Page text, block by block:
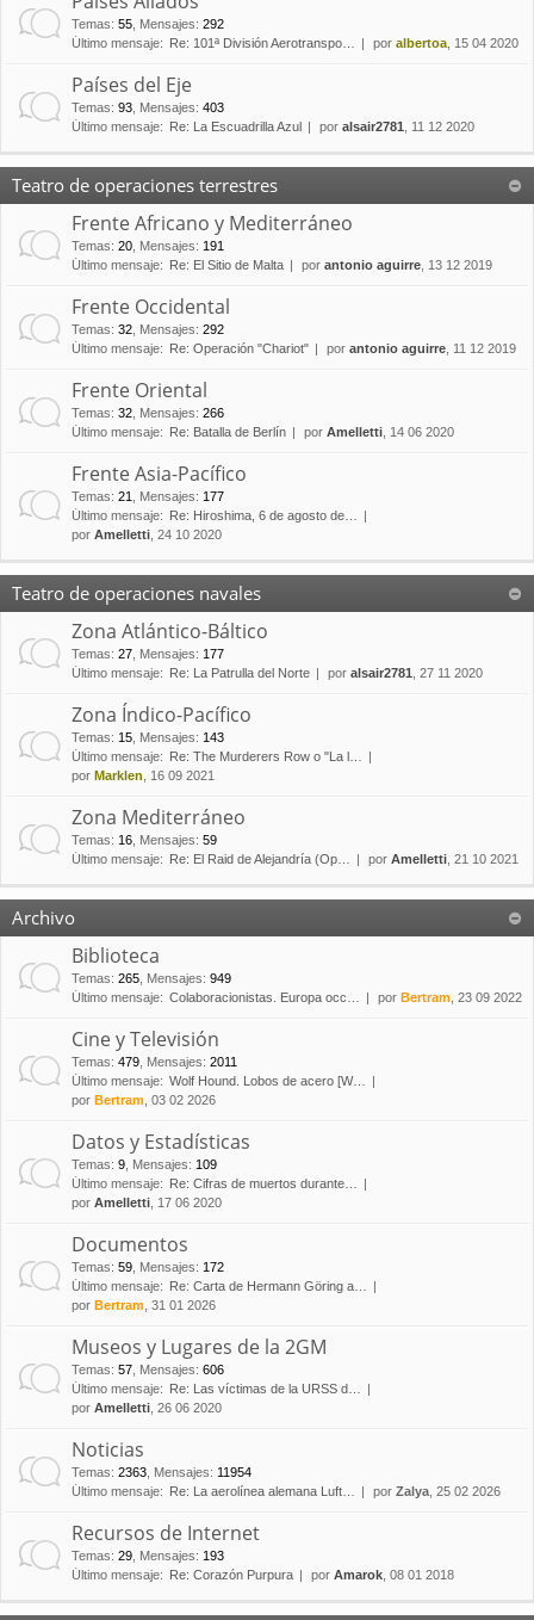
Temas: 55 Mensajes: 292
Último mensaje:
Re: 101ª División Aerotranspo… por albertoa , 15 04 2020
Países del Eje
Temas: 93 Mensajes: 403
Último mensaje:
Re: La Escuadrilla Azul por alsair2781 , 11 12 2020
Teatro de operaciones terrestres
Frente Africano y Mediterráneo
Temas: 20 Mensajes: 191
Último mensaje:
Re: El Sitio de Malta por antonio aguirre , 13 12 2019
Frente Occidental
Temas: 32 Mensajes: 292
Último mensaje:
Re: Operación "Chariot" por antonio aguirre , 11 12 2019
Frente Oriental
Temas: 32 Mensajes: 266
Último mensaje:
Re: Batalla de Berlín por Amelletti , 14 06 2020
Frente Asia-Pacífico
Temas: 21 Mensajes: 177
Último mensaje:
Re: Hiroshima, 6 de agosto de…
por Amelletti , 24 10 2020
Teatro de operaciones navales
Zona Atlántico-Báltico
Temas: 27 Mensajes: 177
Último mensaje:
Re: La Patrulla del Norte por alsair2781 , 27 11 2020
Zona Índico-Pacífico
Temas: 15 Mensajes: 143
Último mensaje:
Re: The Murderers Row o "La l…
por Marklen , 16 09 2021
Zona Mediterráneo
Temas: 16 Mensajes: 59
Último mensaje:
Re: El Raid de Alejandría (Op… por Amelletti , 21 10 2021
Archivo
Biblioteca
Temas: 265 Mensajes: 949
Último mensaje: Colaboracionistas. Europa occ… por Bertram , 23 09 2022
Cine y Televisión
Temas: 479 Mensajes: 2011
Último mensaje: Wolf Hound. Lobos de acero [W…
por Bertram , 03 02 2026
Datos y Estadísticas
Temas: 9 Mensajes: 109
Último mensaje:
Re: Cifras de muertos durante…
por Amelletti , 17 06 2020
Documentos
Temas: 59 Mensajes: 172
Último mensaje:
Re: Carta de Hermann Göring a…
por Bertram , 31 01 2026
Museos y Lugares de la 2GM
Temas: 57 Mensajes: 606
Último mensaje:
Re: Las víctimas de la URSS d…
por Amelletti , 26 06 2020
Noticias
Temas: 2363 Mensajes: 11954
Último mensaje:
Re: La aerolínea alemana Luft… por Zalya , 25 02 2026
Recursos de Internet
Temas: 29 Mensajes: 193
Último mensaje:
Re: Corazón Purpura por Amarok , 08 01 2018